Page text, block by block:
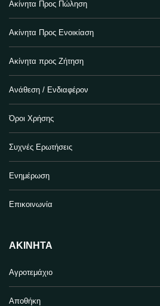
Ακίνητα Προς Πώληση
Ακίνητα Προς Ενοικίαση
Ακίνητα προς Ζήτηση
Ανάθεση / Ενδιαφέρον
Όροι Χρήσης
Συχνές Ερωτήσεις
Ενημέρωση
Επικοινωνία
ΑΚΊΝΗΤΑ
Αγροτεμάχιο
Αποθήκη